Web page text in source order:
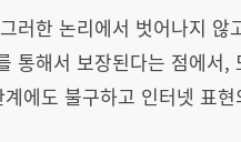
러한 논리에서 벗어나지
통해서 보장된다는 점에서
에도 불구하고 인터넷 표